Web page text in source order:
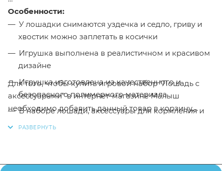
Особенности:
У лошадки снимаются уздечка и седло, гриву и
хвостик можно заплетать в косички
Игрушка выполнена в реалистичном и красивом
дизайне
Игрушка изготовлена из качественного и
безопасного полимерного материала
В наборе лошади, аксессуары для кормления и
Для того, чтобы купить игровой набор "Лошадь с
аксессуарами" в интернет-магазине Малыш
необходимо добавить данный товар в корзину,